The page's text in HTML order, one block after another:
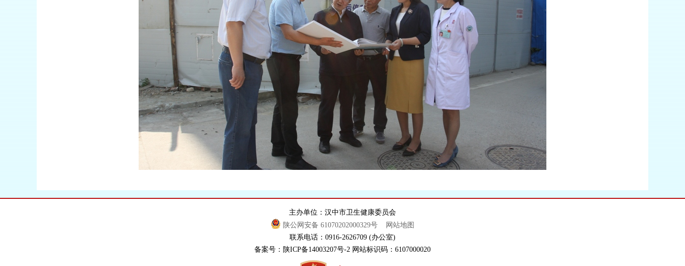
主办单位：汉中市卫生健康委员会
陕公网安备 61070202000329号
网站地图
联系电话：0916-2626709 (办公室)
备案号：陕ICP备14003207号-2 网站标识码：6107000020